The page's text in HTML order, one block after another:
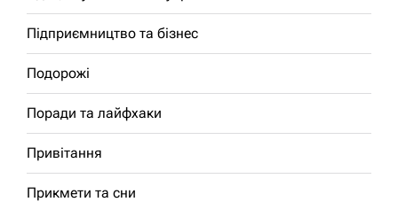
Підприємництво та бізнес
Подорожі
Поради та лайфхаки
Привітання
Прикмети та сни